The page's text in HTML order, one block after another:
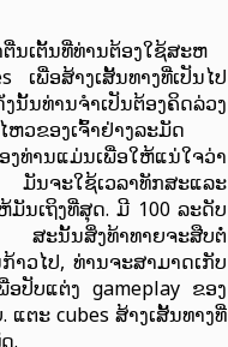
ນເຕັ້ນທີ່ທ່ານຕ້ອງໃຊ້ສະຫ
ເພື່ອສ້າງເສັ້ນທາງທີ່ເປັນໄປ
ນັ້ນທ່ານຈໍາເປັນຕ້ອງຄິດລ່ວງ
ວຂອງເຈົ້າຢ່າງລະມັດ
ທ່ານແມ່ນເພື່ອໃຫ້ແນ່ໃຈວ່າ
ນຈະໃຊ້ເວລາທັກສະແລະ
ມັນເຖິງທີ່ສຸດ. ມີ 100 ລະດັບ
ະນັ້ນສິ່ງທ້າທາຍຈະສືບຕໍ່
ວໄປ, ທ່ານຈະສາມາດເກັບ
ປັບແຕ່ງ gameplay ຂອງ
ຕະ cubes ສ້າງເສັ້ນທາງທີ່
.